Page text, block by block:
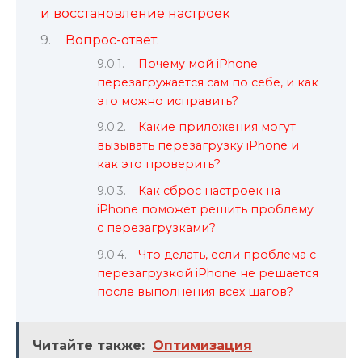
и восстановление настроек
Вопрос-ответ:
Почему мой iPhone
перезагружается сам по себе, и как
это можно исправить?
Какие приложения могут
вызывать перезагрузку iPhone и
как это проверить?
Как сброс настроек на
iPhone поможет решить проблему
с перезагрузками?
Что делать, если проблема с
перезагрузкой iPhone не решается
после выполнения всех шагов?
Читайте также: Оптимизация